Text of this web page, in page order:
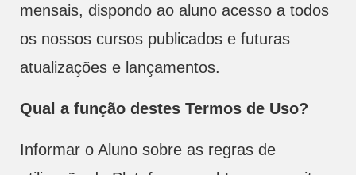
mensais, dispondo ao aluno acesso a todos
os nossos cursos publicados e futuras
atualizações e lançamentos.
Qual a função destes Termos de Uso?
Informar o Aluno sobre as regras de